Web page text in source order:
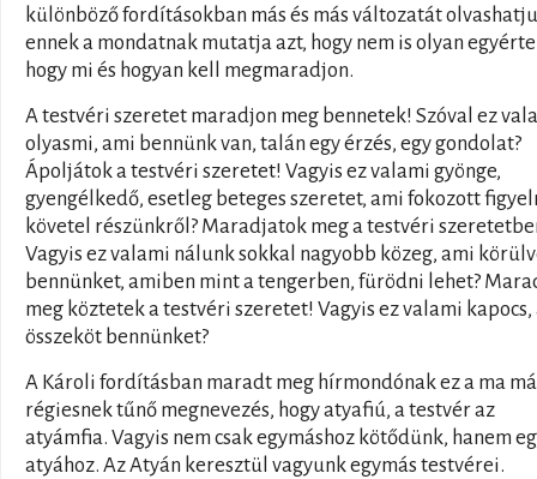
különböző fordításokban más és más változatát
ennek a mondatnak mutatja azt, hogy nem is olyan
hogy mi és hogyan kell megmaradjon.
A testvéri szeretet maradjon meg bennetek! Szóval ez
olyasmi, ami bennünk van, talán egy érzés, egy gondolat?
Ápoljátok a testvéri szeretet! Vagyis ez valami gyönge,
gyengélkedő, esetleg beteges szeretet, ami fokozott
követel részünkről? Maradjatok meg a testvéri
Vagyis ez valami nálunk sokkal nagyobb közeg, ami
bennünket, amiben mint a tengerben, fürödni lehet?
meg köztetek a testvéri szeretet! Vagyis ez valami kapocs,
összeköt bennünket?
A Károli fordításban maradt meg hírmondónak ez a ma
régiesnek tűnő megnevezés, hogy atyafiú, a testvér az
atyámfia. Vagyis nem csak egymáshoz kötődünk, hanem
atyához. Az Atyán keresztül vagyunk egymás testvérei.